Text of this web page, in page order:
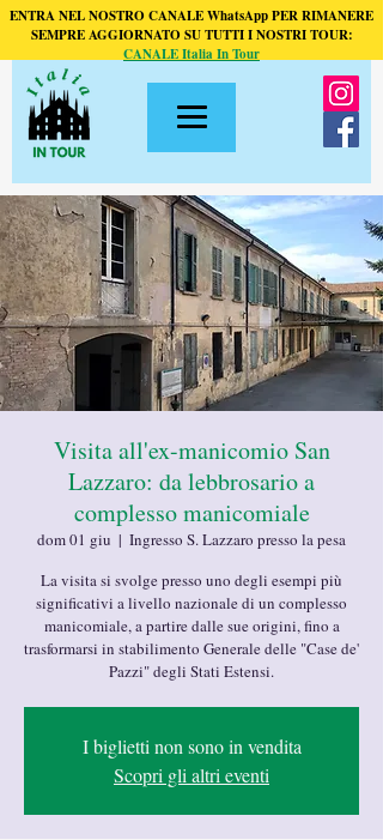
ENTRA NEL NOSTRO CANALE WhatsApp PER RIMANERE
SEMPRE AGGIORNATO SU TUTTI I NOSTRI TOUR:
CANALE Italia In Tour
Visita all'ex-manicomio San
Lazzaro: da lebbrosario a
complesso manicomiale
dom 01 giu
  |
Ingresso S. Lazzaro presso la pesa
La visita si svolge presso uno degli esempi più
significativi a livello nazionale di un complesso
manicomiale, a partire dalle sue origini, fino a
trasformarsi in stabilimento Generale delle "Case de'
Pazzi" degli Stati Estensi.
I biglietti non sono in vendita
Scopri gli altri eventi